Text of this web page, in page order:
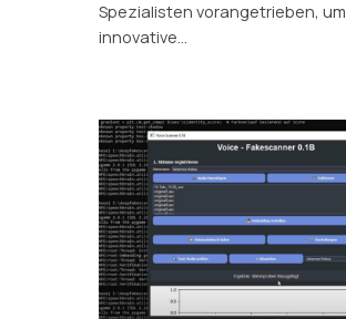
Spezialisten vorangetrieben, um
innovative…